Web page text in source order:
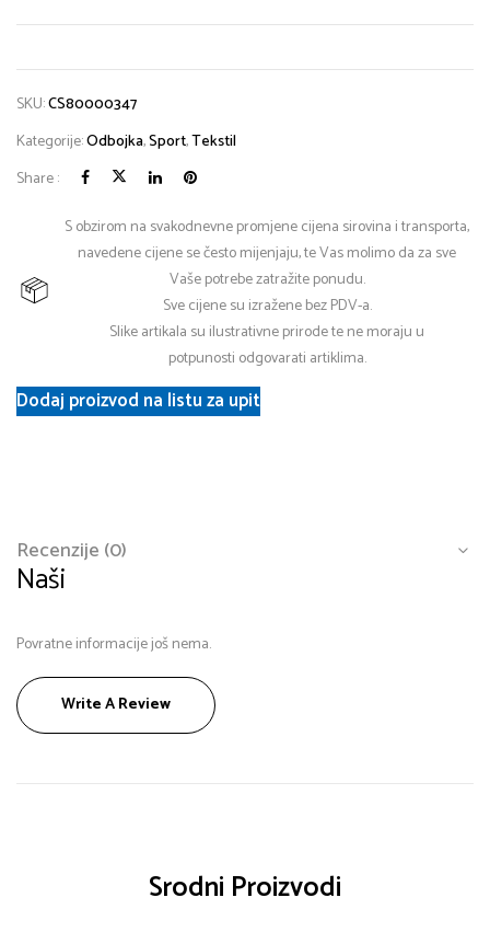
SKU:CS80000347
Kategorije:Odbojka,Sport,Tekstil
Share :
S obzirom na svakodnevne promjene cijena sirovina i transporta,
navedene cijene se često mijenjaju, te Vas molimo da za sve
Vaše potrebe zatražite ponudu.
Sve cijene su izražene bez PDV-a.
Slike artikala su ilustrativne prirode te ne moraju u
potpunosti odgovarati artiklima.
Dodaj proizvod na listu za upit
Recenzije (0)
Naši
Povratne informacije još nema.
Write A Review
Srodni Proizvodi